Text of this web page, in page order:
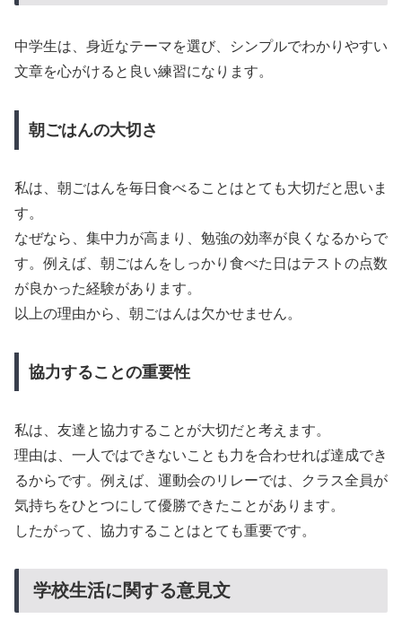
中学生は、身近なテーマを選び、シンプルでわかりやすい
文章を心がけると良い練習になります。
朝ごはんの大切さ
私は、朝ごはんを毎日食べることはとても大切だと思いま
す。
なぜなら、集中力が高まり、勉強の効率が良くなるからで
す。例えば、朝ごはんをしっかり食べた日はテストの点数
が良かった経験があります。
以上の理由から、朝ごはんは欠かせません。
協力することの重要性
私は、友達と協力することが大切だと考えます。
理由は、一人ではできないことも力を合わせれば達成でき
るからです。例えば、運動会のリレーでは、クラス全員が
気持ちをひとつにして優勝できたことがあります。
したがって、協力することはとても重要です。
学校生活に関する意見文